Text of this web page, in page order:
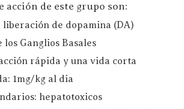
acción de este grupo son:
de dopamina (DA)
los Ganglios Basales
rápida y una vida corta
1mg/kg al dia
hepatotoxicos